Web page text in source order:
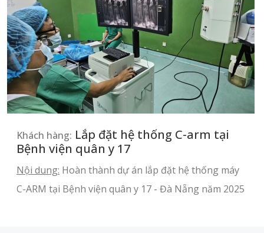
Khách hàng: Lắp đặt hệ thống C-arm tại
Bệnh viện quân y 17
Nội dung: Hoàn thành dự án lắp đặt hệ thống máy
C-ARM tại Bệnh viện quân y 17 - Đà Nẵng năm 2025